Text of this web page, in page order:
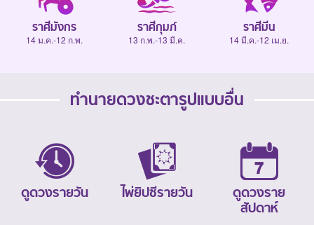
ราศีมังกร
14 ม.ค.-12 ก.พ.
ราศีกุมภ์
13 ก.พ.-13 มี.ค.
ราศีมีน
14 มี.ค.-12 เม.ย.
ทำนายดวงชะตารูปแบบอื่น
ดูดวงรายวัน ไพ่ยิปซีรายวัน
ดูดวงราย
สัปดาห์